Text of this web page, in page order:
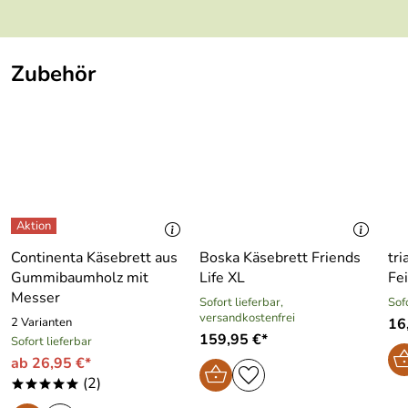
Zubehör
Continenta Käsebrett aus
Gummibaumholz mit
Messer
2 Varianten
Sofort lieferbar
ab 26,95 €*
***** (2)
Boska Käsebrett Friends
Life XL
Sofort lieferbar,
versandkostenfrei
159,95 €*